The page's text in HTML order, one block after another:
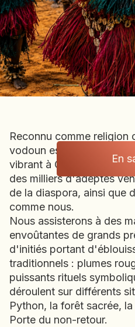
BOLIVIE
BOSNIE-HERZÉGOVINE
BOTSWANA
BRÉSIL
BURUNDI
CAMBODGE
CHINE
CHYPRE
COLOMBIE
CORÉE DU SUD
COSTA RICA
DJIBOUTI
EGYPTE
EMIRATS ARABES UNIS
EQUATEUR
ERYTHRÉE
ESTONIE
Ghana
Reconnu comme religion
vodoun est célébré
vibrant à Ouidah. Ce
des milliers d'adeptes
de la diaspora, ainsi que
comme nous.
Nous assisterons à des
envoûtantes de grands
d'initiés portant
traditionnels : plumes
puissants rituels
déroulent sur différents
Python, la forêt sacrée,
Porte du non-retour.
En